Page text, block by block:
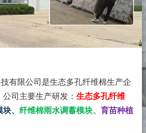
有限公司是生态多孔纤维棉生产企
公司主要生产研发： 生态多孔纤维
、 纤维棉雨水调蓄模块、 育苗种植